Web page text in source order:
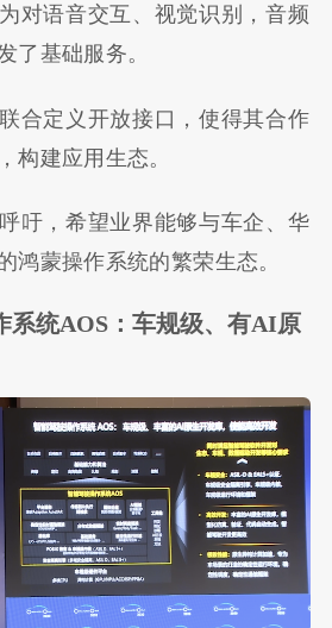
对语音交互、视觉识别，音频
了基础服务。
合定义开放接口，使得其合作
构建应用生态。
吁，希望业界能够与车企、华
鸿蒙操作系统的繁荣生态。
系统AOS：车规级、有AI原